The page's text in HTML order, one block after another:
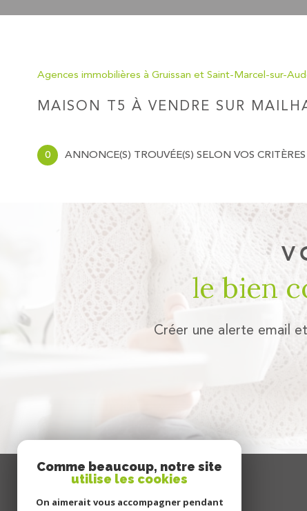
Agences immobilières à Gruissan et Saint-Marcel-sur-
MAISON T5 À VENDRE SUR
0 ANNONCE(S) TROUVÉE(S) SELON VOS CRITÈRES
le bien
Créer une alerte email
se
Comme beaucoup, notre site
utilise les cookies
On aimerait vous accompagner pendant